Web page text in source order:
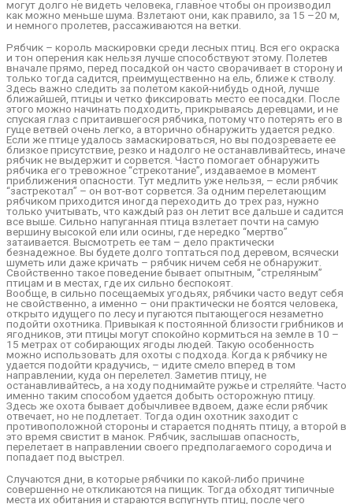
могут долго не видеть человека, главное чтобы он производил
как можно меньше шума. Взлетают они, как правило, за 15 –20 м,
и немного пролетев, рассаживаются на ветки.
Рябчик – король маскировки среди лесных птиц. Вся его окраска
и тон оперения как нельзя лучше способствуют этому. Полетев
вначале прямо, перед посадкой он часто сворачивает в сторону и
только тогда садится, преимущественно на ель, ближе к стволу.
Здесь важно следить за полетом какой-нибудь одной, лучше
ближайшей, птицы и четко фиксировать место ее посадки. После
этого можно начинать подходить, прикрываясь деревцами, и не
спуская глаз с притаившегося рябчика, потому что потерять его в
гуще ветвей очень легко, а вторично обнаружить удается редко.
Если же птице удалось замаскироваться, но вы подозреваете ее
близкое присутствие, резко и надолго не останавливайтесь, иначе
рябчик не выдержит и сорвется. Часто помогает обнаружить
рябчика его тревожное “стрекотание”, издаваемое в момент
приближения опасности. Тут медлить уже нельзя, – если рябчик
“застрекотал” – он вот-вот сорвется. За одним перелетающим
рябчиком приходится иногда переходить до трех раз, нужно
только учитывать, что каждый раз он летит все дальше и садится
все выше. Сильно напуганная птица взлетает почти на самую
вершину высокой ели или осины, где нередко “мертво”
затаивается. Высмотреть ее там – дело практически
безнадежное. Вы будете долго топтаться под деревом, всячески
шуметь или даже кричать – рябчик ничем себя не обнаружит.
Свойственно такое поведение бывает опытным, “стреляным”
птицам и в местах, где их сильно беспокоят.
Вообще, в сильно посещаемых угодьях, рябчики часто ведут себя
не свойственно, а именно – они практически не боятся человека,
открыто идущего по лесу и пугаются пытающегося незаметно
подойти охотника. Привыкая к постоянной близости грибников и
ягодников, эти птицы могут спокойно кормиться на земле в 10 –
15 метрах от собирающих ягоды людей. Такую особенность
можно использовать для охоты с подхода. Когда к рябчику не
удается подойти крадучись, – идите смело вперед в том
направлении, куда он перелетел. Заметив птицу, не
останавливайтесь, а на ходу поднимайте ружье и стреляйте. Часто
именно таким способом удается добыть осторожную птицу.
Здесь же охота бывает добычливее вдвоем, даже если рябчик
отвечает, но не подлетает. Тогда один охотник заходит с
противоположной стороны и старается поднять птицу, а второй в
это время свистит в манок. Рябчик, заслышав опасность,
перелетает в направлении своего предполагаемого сородича и
попадает под выстрел.
Случаются дни, в которые рябчики по какой-либо причине
совершенно не откликаются на пищик. Тогда обходят типичные
места их обитания и стараются вспугнуть птиц, после чего